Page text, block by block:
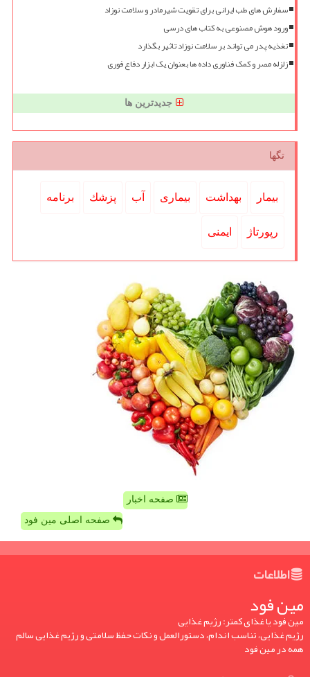
سفارش های طب ایرانی برای تقویت شیرمادر و سلامت نوزاد
ورود هوش مصنوعی به کتاب های درسی
تغذیه پدر می تواند بر سلامت نوزاد تاثیر بگذارد
زلزله مصر و کمک فناوری داده ها بعنوان یک ابزار دفاع فوری
جدیدترین ها
تگها
بیمار بهداشت بیماری آب پزشك برنامه
رپورتاژ ایمنی
صفحه اخبار
صفحه اصلی مین فود
اطلاعات
مین فود
مین فود یا غذای کمتر: رژیم غذایی
رژیم غذایی، تناسب اندام، دستورالعمل و نکات حفظ سلامتی و رژیم غذایی سالم
همه در مین فود